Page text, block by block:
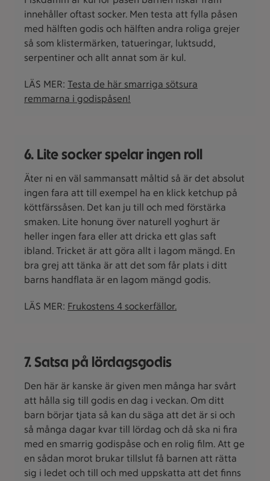
innehåller oftast socker. Men testa att fylla påsen
med hälften godis och hälften andra roliga grejer
så som klistermärken, tatueringar, luktsudd,
serpentiner och allt annat som är kul.
LÄS MER: Testa de här smarriga sötsura
remmarna i godispåsen!
6. Lite socker spelar ingen roll
Äter ni en väl sammansatt måltid så är det absolut
ingen fara att till exempel ha en klick ketchup på
köttfärssåsen. Det kan ju till och med förstärka
smaken. Lite honung över naturell yoghurt är
heller ingen fara eller att dricka ett glas saft
ibland. Tricket är att göra allt i lagom mängd. En
bra grej att tänka är att det som får plats i ditt
barns handflata är en lagom mängd godis.
LÄS MER: Frukostens 4 sockerfällor.
7. Satsa på lördagsgodis
Den här är kanske är given men många har svårt
att hålla sig till godis en dag i veckan. Om ditt
barn börjar tjata så kan du säga att det är si och
så många dagar kvar till lördag och då ska ni fira
med en smarrig godispåse och en rolig film. Att ge
en sådan morot brukar tillslut få barnen att rätta
sig i ledet och till och med uppskatta att det finns